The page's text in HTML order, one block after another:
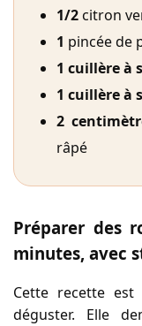
1/2citron
1 pincée de
1 cuillère à
1 cuillère à
2
râpé
Préparer des
minutes, avec
Cette recette est
déguster. Elle